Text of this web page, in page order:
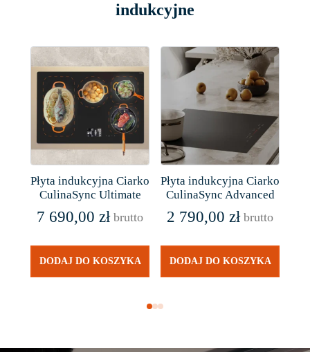
indukcyjne
Płyta indukcyjna Ciarko
CulinaSync Ultimate
7 690,00zł brutto
DODAJ DO KOSZYKA
Płyta indukcyjna Ciarko
CulinaSync Advanced
2 790,00zł brutto
DODAJ DO KOSZYKA